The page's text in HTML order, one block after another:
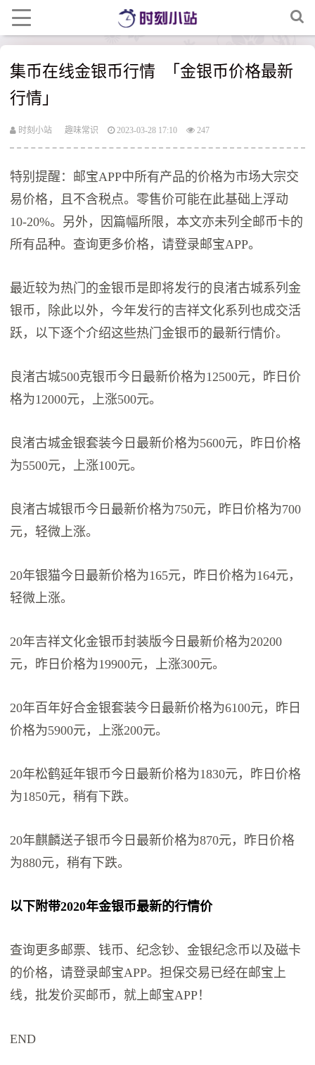
集币在线金银币行情 「金银币价格最新
行情」
时刻小站 趣味常识 2023-03-28 17:10 247
特别提醒：邮宝APP中所有产品的价格为市场大宗交
易价格，且不含税点。零售价可能在此基础上浮动
10-20%。另外，因篇幅所限，本文亦未列全邮币卡的
所有品种。查询更多价格，请登录邮宝APP。
最近较为热门的金银币是即将发行的良渚古城系列金
银币，除此以外，今年发行的吉祥文化系列也成交活
跃，以下逐个介绍这些热门金银币的最新行情价。
良渚古城500克银币今日最新价格为12500元，昨日价
格为12000元，上涨500元。
良渚古城金银套装今日最新价格为5600元，昨日价格
为5500元，上涨100元。
良渚古城银币今日最新价格为750元，昨日价格为700
元，轻微上涨。
20年银猫今日最新价格为165元，昨日价格为164元，
轻微上涨。
20年吉祥文化金银币封装版今日最新价格为20200
元，昨日价格为19900元，上涨300元。
20年百年好合金银套装今日最新价格为6100元，昨日
价格为5900元，上涨200元。
20年松鹤延年银币今日最新价格为1830元，昨日价格
为1850元，稍有下跌。
20年麒麟送子银币今日最新价格为870元，昨日价格
为880元，稍有下跌。
以下附带2020年金银币最新的行情价
查询更多邮票、钱币、纪念钞、金银纪念币以及磁卡
的价格，请登录邮宝APP。担保交易已经在邮宝上
线，批发价买邮币，就上邮宝APP！
END